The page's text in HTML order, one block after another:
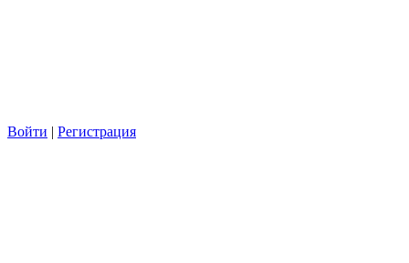
Войти | Регистрация